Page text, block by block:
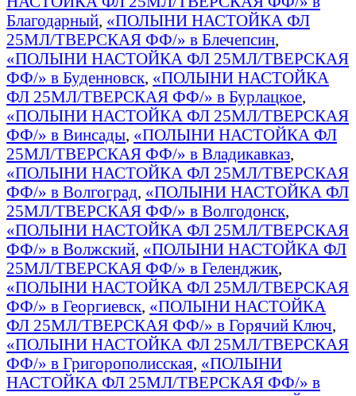
Благодарный, «ПОЛЫНИ НАСТОЙКА ФЛ
25МЛ/ТВЕРСКАЯ ФФ/» в Блечепсин,
«ПОЛЫНИ НАСТОЙКА ФЛ 25МЛ/ТВЕРСКАЯ
ФФ/» в Буденновск, «ПОЛЫНИ НАСТОЙКА
ФЛ 25МЛ/ТВЕРСКАЯ ФФ/» в Бурлацкое,
«ПОЛЫНИ НАСТОЙКА ФЛ 25МЛ/ТВЕРСКАЯ
ФФ/» в Винсады, «ПОЛЫНИ НАСТОЙКА ФЛ
25МЛ/ТВЕРСКАЯ ФФ/» в Владикавказ,
«ПОЛЫНИ НАСТОЙКА ФЛ 25МЛ/ТВЕРСКАЯ
ФФ/» в Волгоград, «ПОЛЫНИ НАСТОЙКА ФЛ
25МЛ/ТВЕРСКАЯ ФФ/» в Волгодонск,
«ПОЛЫНИ НАСТОЙКА ФЛ 25МЛ/ТВЕРСКАЯ
ФФ/» в Волжский, «ПОЛЫНИ НАСТОЙКА ФЛ
25МЛ/ТВЕРСКАЯ ФФ/» в Геленджик,
«ПОЛЫНИ НАСТОЙКА ФЛ 25МЛ/ТВЕРСКАЯ
ФФ/» в Георгиевск, «ПОЛЫНИ НАСТОЙКА
ФЛ 25МЛ/ТВЕРСКАЯ ФФ/» в Горячий Ключ,
«ПОЛЫНИ НАСТОЙКА ФЛ 25МЛ/ТВЕРСКАЯ
ФФ/» в Григорополисская, «ПОЛЫНИ
НАСТОЙКА ФЛ 25МЛ/ТВЕРСКАЯ ФФ/» в